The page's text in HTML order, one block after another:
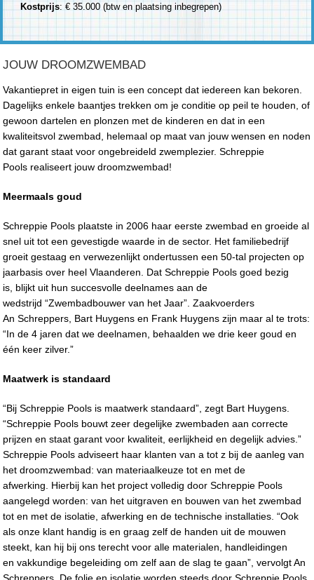
Kostprijs: € 35.000 (btw en plaatsing inbegrepen)
JOUW DROOMZWEMBAD
Vakantiepret in eigen tuin is een concept dat iedereen kan bekoren.
Dagelijks enkele baantjes trekken om je conditie op peil te houden, of
gewoon dartelen en plonzen met de kinderen en dat in een
kwaliteitsvol zwembad, helemaal op maat van jouw wensen en noden
dat garant staat voor ongebreideld zwemplezier. Schreppie
Pools realiseert jouw droomzwembad!
Meermaals goud
Schreppie Pools plaatste in 2006 haar eerste zwembad en groeide al
snel uit tot een gevestigde waarde in de sector. Het familiebedrijf
groeit gestaag en verwezenlijkt ondertussen een 50-tal projecten op
jaarbasis over heel Vlaanderen. Dat Schreppie Pools goed bezig
is, blijkt uit hun succesvolle deelnames aan de
wedstrijd “Zwembadbouwer van het Jaar”. Zaakvoerders
An Schreppers, Bart Huygens en Frank Huygens zijn maar al te trots:
“In de 4 jaren dat we deelnamen, behaalden we drie keer goud en
één keer zilver.”
Maatwerk is standaard
“Bij Schreppie Pools is maatwerk standaard”, zegt Bart Huygens.
“Schreppie Pools bouwt zeer degelijke zwembaden aan correcte
prijzen en staat garant voor kwaliteit, eerlijkheid en degelijk advies.”
Schreppie Pools adviseert haar klanten van a tot z bij de aanleg van
het droomzwembad: van materiaalkeuze tot en met de
afwerking. Hierbij kan het project volledig door Schreppie Pools
aangelegd worden: van het uitgraven en bouwen van het zwembad
tot en met de isolatie, afwerking en de technische installaties. “Ook
als onze klant handig is en graag zelf de handen uit de mouwen
steekt, kan hij bij ons terecht voor alle materialen, handleidingen
en vakkundige begeleiding om zelf aan de slag te gaan”, vervolgt An
Schreppers. De folie en isolatie worden steeds door Schreppie Pools